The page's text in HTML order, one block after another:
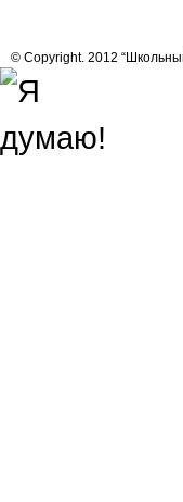
© Copyright. 2012